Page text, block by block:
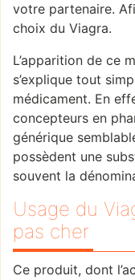
votre partenaire.
choix du Viagra.
L’apparition de ce
s’explique tout
médicament. En
concepteurs en
générique
possèdent une
souvent la
Usage du
pas cher
Ce produit, dont